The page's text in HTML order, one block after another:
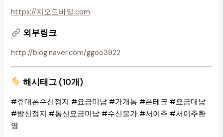
https://지오모바일.com
외부링크
http://blog.naver.com/ggoo3922
해시태그 (10개)
#휴대폰수신정지 #요금미납 #가개통 #폰테크 #요금대납
#발신정지 #통신요금미납 #수신불가 #서이추 #서이추환
영